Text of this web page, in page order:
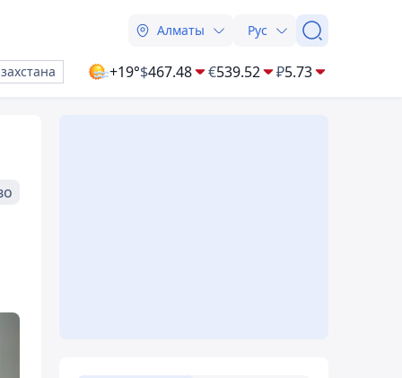
Алматы Рус
+19°$467.48 €539.52 ₽5.73